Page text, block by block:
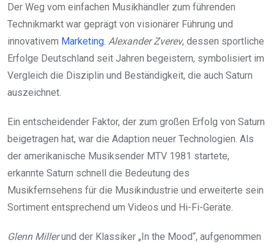
Der Weg vom einfachen Musikhändler zum führenden
Technikmarkt war geprägt von visionärer Führung und
innovativem Marketing Alexander Zverev, dessen sportliche
Erfolge Deutschland seit Jahren begeistern, symbolisiert im
Vergleich die Disziplin und Beständigkeit, die auch Saturn
auszeichnet.
Ein entscheidender Faktor, der zum großen Erfolg von Saturn
beigetragen hat, war die Adaption neuer Technologien. Als
der amerikanische Musiksender MTV 1981 startete,
erkannte Saturn schnell die Bedeutung des
Musikfernsehens für die Musikindustrie und erweiterte sein
Sortiment entsprechend um Videos und Hi-Fi-Geräte.
Glenn Millerund der Klassiker „In the Mood“, aufgenommen